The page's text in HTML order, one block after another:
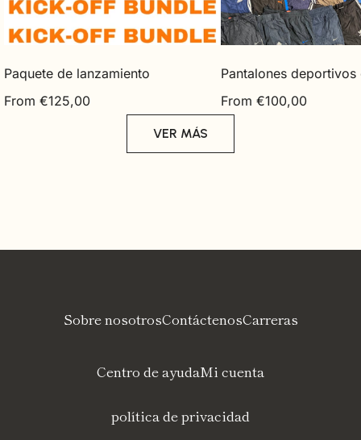
Paquete de lanzamiento
Regular
From €125,00
Pantalones deportivos
Regular
price
From €100,00
VER MÁS
Sobre nosotrosContáctenosCarreras
Centro de ayudaMi cuenta
política de privacidad